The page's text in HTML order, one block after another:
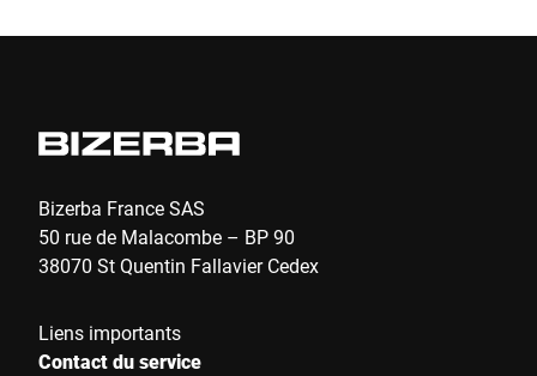
Bizerba France SAS
50 rue de Malacombe – BP 90
38070 St Quentin Fallavier Cedex
Liens importants
Contact du service